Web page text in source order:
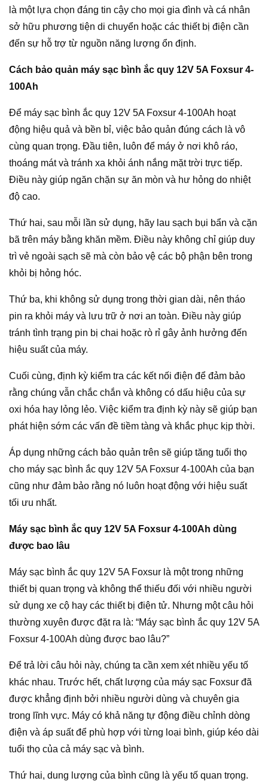
là một lựa chọn đáng tin cậy cho mọi gia đình và cá nhân
sở hữu phương tiện di chuyển hoặc các thiết bị điện cần
đến sự hỗ trợ từ nguồn năng lượng ổn định.
Cách bảo quản máy sạc bình ắc quy 12V 5A Foxsur 4-
100Ah
Để máy sạc bình ắc quy 12V 5A Foxsur 4-100Ah hoạt
động hiệu quả và bền bỉ, việc bảo quản đúng cách là vô
cùng quan trọng. Đầu tiên, luôn để máy ở nơi khô ráo,
thoáng mát và tránh xa khỏi ánh nắng mặt trời trực tiếp.
Điều này giúp ngăn chặn sự ăn mòn và hư hỏng do nhiệt
độ cao.
Thứ hai, sau mỗi lần sử dụng, hãy lau sạch bụi bẩn và cặn
bã trên máy bằng khăn mềm. Điều này không chỉ giúp duy
trì vẻ ngoài sạch sẽ mà còn bảo vệ các bộ phận bên trong
khỏi bị hỏng hóc.
Thứ ba, khi không sử dụng trong thời gian dài, nên tháo
pin ra khỏi máy và lưu trữ ở nơi an toàn. Điều này giúp
tránh tình trạng pin bị chai hoặc rò rỉ gây ảnh hưởng đến
hiệu suất của máy.
Cuối cùng, định kỳ kiểm tra các kết nối điện để đảm bảo
rằng chúng vẫn chắc chắn và không có dấu hiệu của sự
oxi hóa hay lỏng lẻo. Việc kiểm tra định kỳ này sẽ giúp bạn
phát hiện sớm các vấn đề tiềm tàng và khắc phục kịp thời.
Áp dụng những cách bảo quản trên sẽ giúp tăng tuổi thọ
cho máy sạc bình ắc quy 12V 5A Foxsur 4-100Ah của bạn
cũng như đảm bảo rằng nó luôn hoạt động với hiệu suất
tối ưu nhất.
Máy sạc bình ắc quy 12V 5A Foxsur 4-100Ah dùng
được bao lâu
Máy sạc bình ắc quy 12V 5A Foxsur là một trong những
thiết bị quan trọng và không thể thiếu đối với nhiều người
sử dụng xe cộ hay các thiết bị điện tử. Nhưng một câu hỏi
thường xuyên được đặt ra là: “Máy sạc bình ắc quy 12V 5A
Foxsur 4-100Ah dùng được bao lâu?”
Để trả lời câu hỏi này, chúng ta cần xem xét nhiều yếu tố
khác nhau. Trước hết, chất lượng của máy sạc Foxsur đã
được khẳng định bởi nhiều người dùng và chuyên gia
trong lĩnh vực. Máy có khả năng tự động điều chỉnh dòng
điện và áp suất để phù hợp với từng loại bình, giúp kéo dài
tuổi thọ của cả máy sạc và bình.
Thứ hai, dung lượng của bình cũng là yếu tố quan trọng.